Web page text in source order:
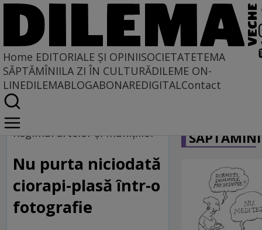
Home EDITORIALE ȘI OPINIISOCIETATETEMA
SĂPTĂMÎNIILA ZI ÎN CULTURĂDILEME ON-
LINEDILEMABLOGABONAREDIGITALContact
Home
Regimul artelor și munițiilor
Regimul artelor şi muniţiilor
Nu purta niciodată
ciorapi-plasă într-o
fotografie